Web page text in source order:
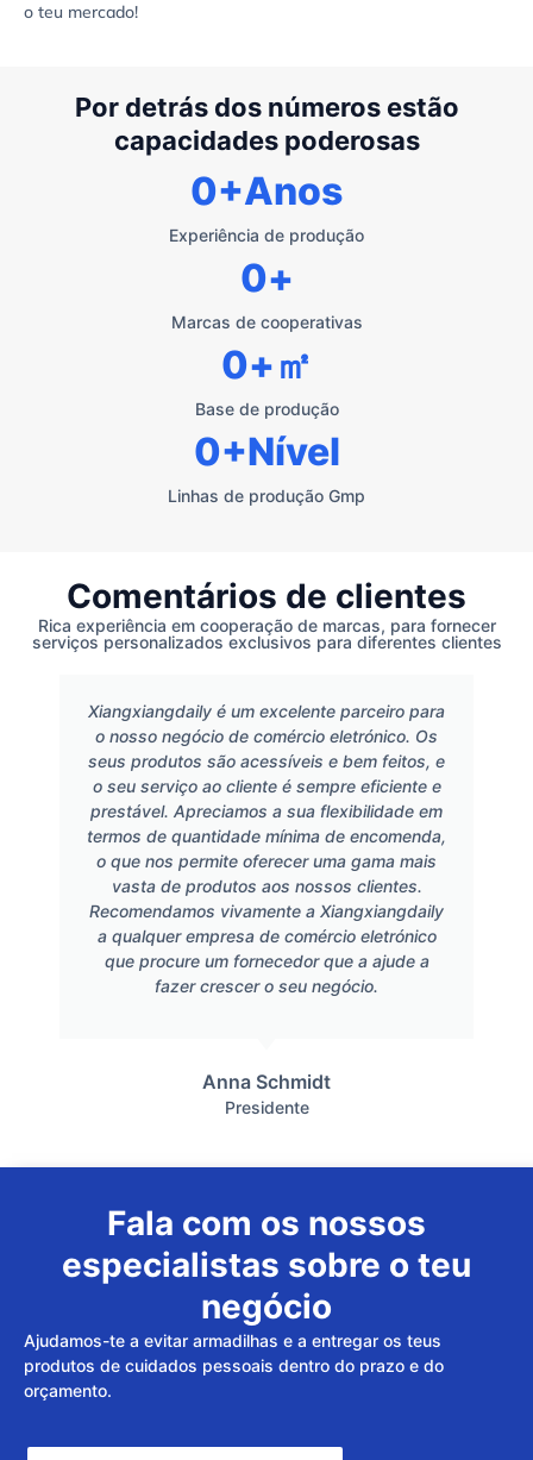
o teu mercado!
Por detrás dos números estão
capacidades poderosas
Experiência de produção
0+Anos
Marcas de cooperativas
0+
Base de produção
0+㎡
Linhas de produção Gmp
0+Nível
Comentários de clientes
Rica experiência em cooperação de marcas, para fornecer
serviços personalizados exclusivos para diferentes clientes
Xiangxiangdaily é um excelente parceiro para
o nosso negócio de comércio eletrónico. Os
seus produtos são acessíveis e bem feitos, e
o seu serviço ao cliente é sempre eficiente e
prestável. Apreciamos a sua flexibilidade em
termos de quantidade mínima de encomenda,
o que nos permite oferecer uma gama mais
vasta de produtos aos nossos clientes.
Recomendamos vivamente a Xiangxiangdaily
a qualquer empresa de comércio eletrónico
que procure um fornecedor que a ajude a
fazer crescer o seu negócio.
Anna Schmidt
Presidente
Fala com os nossos
especialistas sobre o teu
negócio
Ajudamos-te a evitar armadilhas e a entregar os teus
produtos de cuidados pessoais dentro do prazo e do
orçamento.